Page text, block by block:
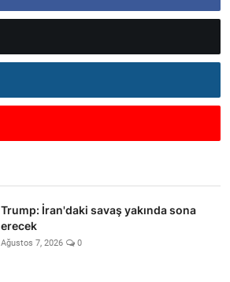
Trump: İran'daki savaş yakında sona
erecek
Ağustos 7, 2026 0